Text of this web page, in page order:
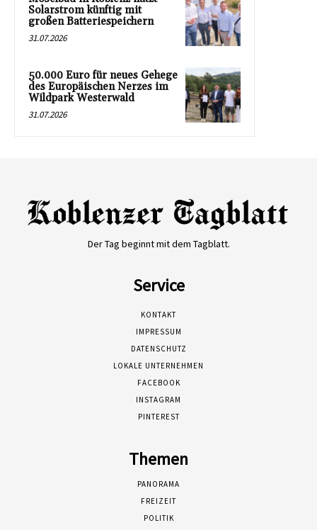
Solarstrom künftig mit
großen Batteriespeichern
31.07.2026
50.000 Euro für neues Gehege
des Europäischen Nerzes im
Wildpark Westerwald
31.07.2026
Der Tag beginnt mit dem Tagblatt.
Service
KONTAKT
IMPRESSUM
DATENSCHUTZ
LOKALE UNTERNEHMEN
FACEBOOK
INSTAGRAM
PINTEREST
Themen
PANORAMA
FREIZEIT
POLITIK